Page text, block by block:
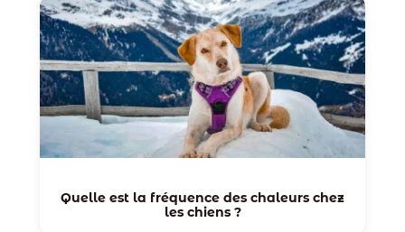
Quelle est la fréquence des chaleurs chez
les chiens ?